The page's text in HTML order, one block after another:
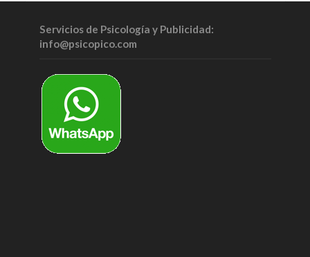
Servicios de Psicología y Publicidad:
info@psicopico.com